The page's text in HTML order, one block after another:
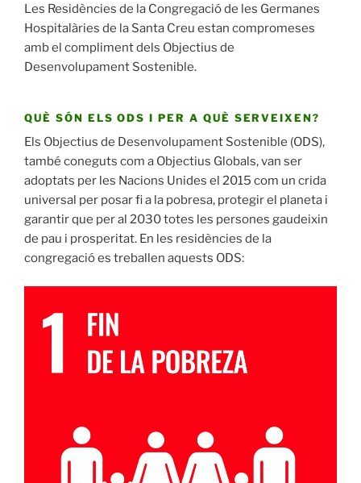
Les Residències de la Congregació de les Germanes
Hospitalàries de la Santa Creu estan compromeses
amb el compliment dels Objectius de
Desenvolupament Sostenible.
QUÈ SÓN ELS ODS I PER A QUÈ SERVEIXEN?
Els Objectius de Desenvolupament Sostenible (ODS),
també coneguts com a Objectius Globals, van ser
adoptats per les Nacions Unides el 2015 com un crida
universal per posar fi a la pobresa, protegir el planeta i
garantir que per al 2030 totes les persones gaudeixin
de pau i prosperitat. En les residències de la
congregació es treballen aquests ODS: